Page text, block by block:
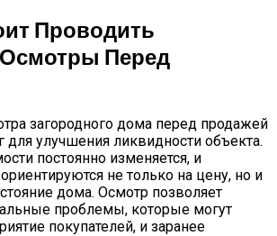
Проводить
Перед
загородного дома перед продажей
улучшения ликвидности объекта.
постоянно изменяется, и
не только на цену, но и
дома. Осмотр позволяет
проблемы, которые могут
покупателей, и заранее